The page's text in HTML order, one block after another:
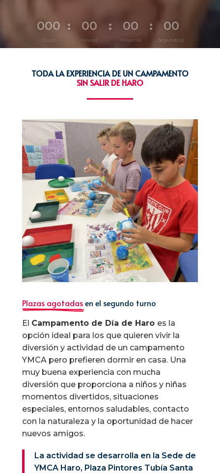
000
Día(s)
: 00
Hora(s)
: 00
Minuto(s)
: 00
Segundo(s)
TODA LA EXPERIENCIA DE UN CAMPAMENTO
SIN SALIR DE HARO
Plazas agotadas en el segundo turno
El Campamento de Día de Haro es la
opción ideal para los que quieren vivir la
diversión y actividad de un campamento
YMCA pero prefieren dormir en casa. Una
muy buena experiencia con mucha
diversión que proporciona a niños y niñas
momentos divertidos, situaciones
especiales, entornos saludables, contacto
con la naturaleza y la oportunidad de hacer
nuevos amigos.
La actividad se desarrolla en la Sede de
YMCA Haro, Plaza Pintores Tubía Santa